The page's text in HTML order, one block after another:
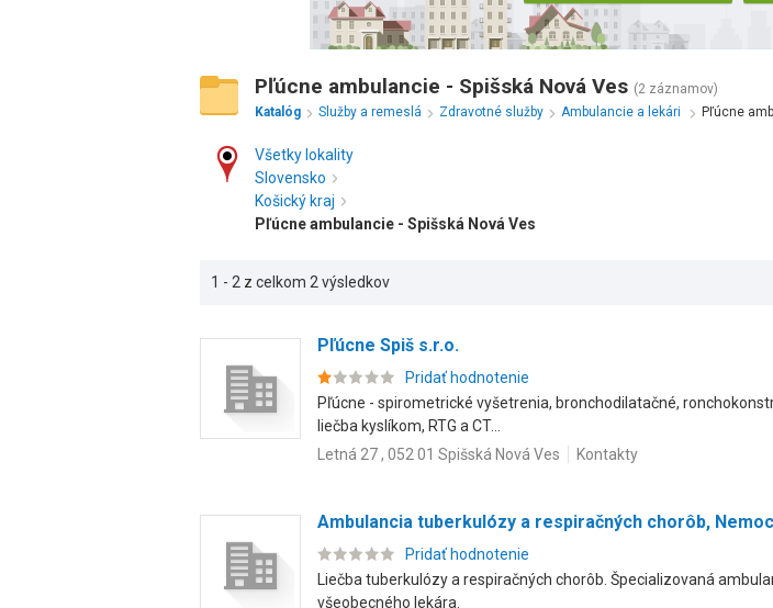
Pľúcne ambulancie - Spišská Nová Ves (2 záznamov)
Katalóg
Služby a remeslá Zdravotné služby Ambulancie a lekári Pľúcne
Všetky lokality
Slovensko
Košický kraj
Pľúcne ambulancie - Spišská Nová Ves
1 - 2 z celkom 2 výsledkov
Pľúcne Spiš s.r.o.
Pridať hodnotenie
Pľúcne - spirometrické vyšetrenia, bronchodilatačné,
liečba kyslíkom, RTG a CT...
Letná 27 , 052 01 Spišská Nová Ves
Kontakty
Ambulancia tuberkulózy a respiračných chorôb,
Pridať hodnotenie
Liečba tuberkulózy a respiračných chorôb. Špecializovaná
všeobecného lekára.